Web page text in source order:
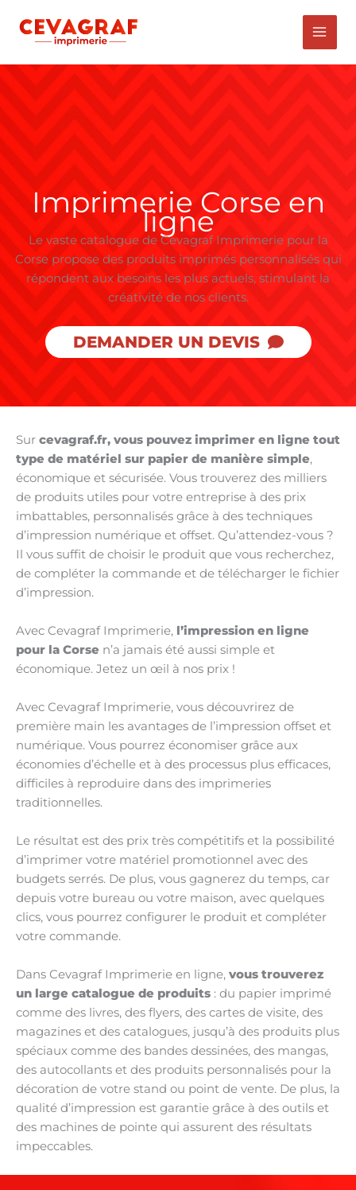
contenu
Imprimerie Corse en
ligne
Le vaste catalogue de Cevagraf Imprimerie pour la
Corse propose des produits imprimés personnalisés qui
répondent aux besoins les plus actuels, stimulant la
créativité de nos clients.
DEMANDER UN DEVIS
Sur cevagraf.fr, vous pouvez imprimer en ligne tout
type de matériel sur papier de manière simple,
économique et sécurisée. Vous trouverez des milliers
de produits utiles pour votre entreprise à des prix
imbattables, personnalisés grâce à des techniques
d’impression numérique et offset. Qu’attendez-vous ?
Il vous suffit de choisir le produit que vous recherchez,
de compléter la commande et de télécharger le fichier
d’impression.
Avec Cevagraf Imprimerie, l’impression en ligne
pour la Corse n’a jamais été aussi simple et
économique. Jetez un œil à nos prix !
Avec Cevagraf Imprimerie, vous découvrirez de
première main les avantages de l’impression offset et
numérique. Vous pourrez économiser grâce aux
économies d’échelle et à des processus plus efficaces,
difficiles à reproduire dans des imprimeries
traditionnelles.
Le résultat est des prix très compétitifs et la possibilité
d’imprimer votre matériel promotionnel avec des
budgets serrés. De plus, vous gagnerez du temps, car
depuis votre bureau ou votre maison, avec quelques
clics, vous pourrez configurer le produit et compléter
votre commande.
Dans Cevagraf Imprimerie en ligne, vous trouverez
un large catalogue de produits : du papier imprimé
comme des livres, des flyers, des cartes de visite, des
magazines et des catalogues, jusqu’à des produits plus
spéciaux comme des bandes dessinées, des mangas,
des autocollants et des produits personnalisés pour la
décoration de votre stand ou point de vente. De plus, la
qualité d’impression est garantie grâce à des outils et
des machines de pointe qui assurent des résultats
impeccables.